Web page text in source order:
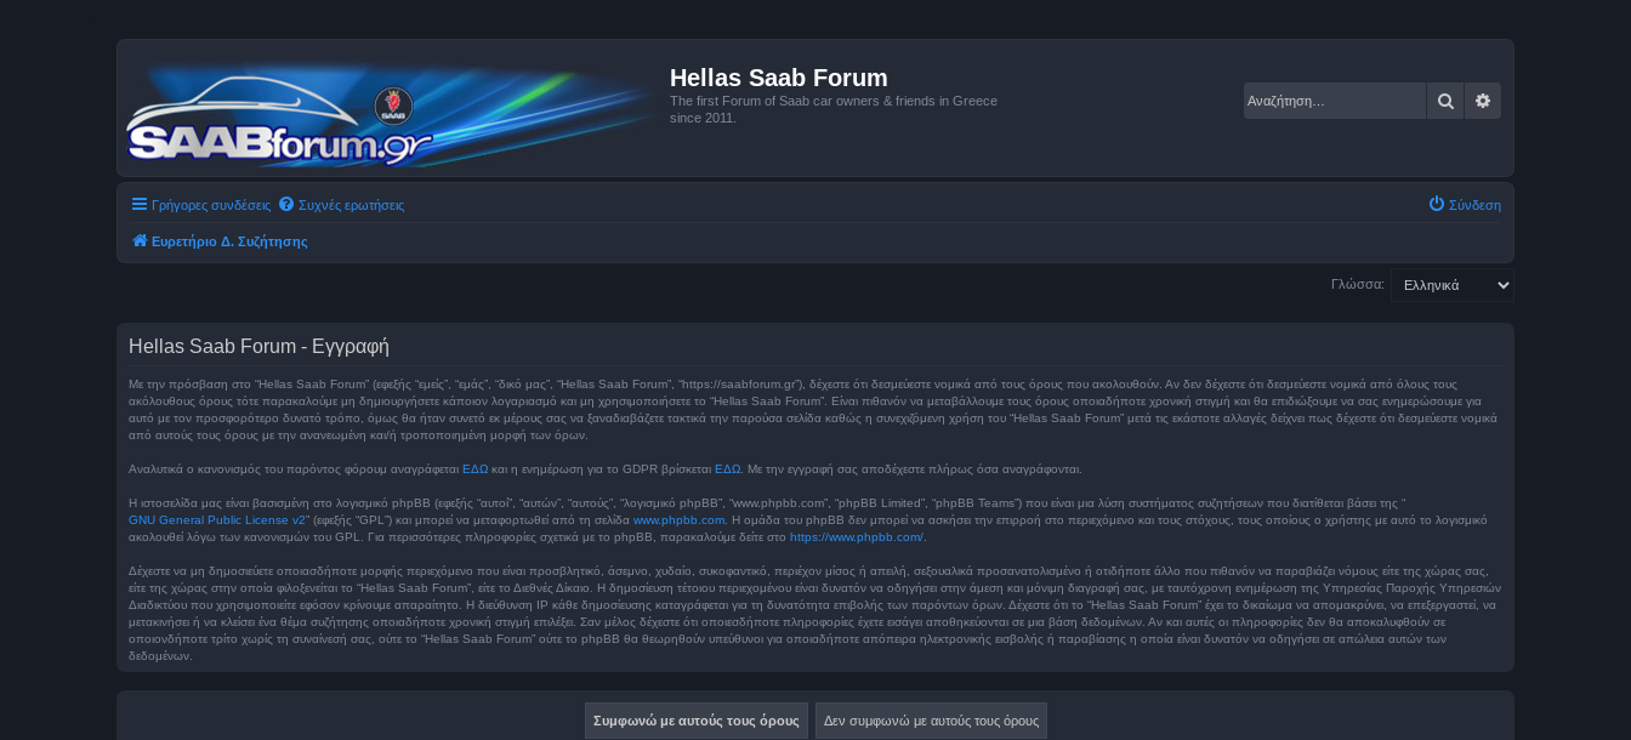
Hellas Saab Forum
The first Forum of Saab car owners & friends in Greece
since 2011.
Αναζήτηση
Γρήγορες συνδέσεις Συχνές ερωτήσεις Σύνδεση
Ευρετήριο Δ. Συζήτησης
Γλώσσα:
Hellas Saab Forum - Εγγραφή
Με την πρόσβαση στο “Hellas Saab Forum” (εφεξής “εμείς”, “εμάς”, “δικό μας”, “Hellas Saab Forum”, “https://saabforum.gr”), δέχεστε ότι δεσμεύεστε νομικά από τους όρους που ακολουθούν. Αν δεν δέχεστε ότι δεσμεύεστε νομικά από όλους τους
ακόλουθους όρους τότε παρακαλούμε μη δημιουργήσετε κάποιον λογαριασμό και μη χρησιμοποιήσετε το “Hellas Saab Forum”. Είναι πιθανόν να μεταβάλλουμε τους όρους οποιαδήποτε χρονική στιγμή και θα επιδιώξουμε να σας ενημερώσουμε για
αυτό με τον προσφορότερο δυνατό τρόπο, όμως θα ήταν συνετό εκ μέρους σας να ξαναδιαβάζετε τακτικά την παρούσα σελίδα καθώς η συνεχιζόμενη χρήση του “Hellas Saab Forum” μετά τις εκάστοτε αλλαγές δείχνει πως δέχεστε ότι δεσμεύεστε νομικά
από αυτούς τους όρους με την ανανεωμένη και/ή τροποποιημένη μορφή των όρων.
Αναλυτικά ο κανονισμός του παρόντος φόρουμ αναγράφεται ΕΔΩ και η ενημέρωση για το GDPR βρίσκεται ΕΔΩ . Με την εγγραφή σας αποδέχεστε πλήρως όσα αναγράφονται.
Η ιστοσελίδα μας είναι βασισμένη στο λογισμικό phpBB (εφεξής “αυτοί”, “αυτών”, “αυτούς”, “λογισμικό phpBB”, “www.phpbb.com”, “phpBB Limited”, “phpBB Teams”) που είναι μια λύση συστήματος συζητήσεων που διατίθεται βάσει της “
GNU General Public License v2” (εφεξής “GPL”) και μπορεί να μεταφορτωθεί από τη σελίδα www.phpbb.com . Η ομάδα του phpBB δεν μπορεί να ασκήσει την επιρροή στο περιεχόμενο και τους στόχους, τους οποίους ο χρήστης με αυτό το λογισμικό
ακολουθεί λόγω των κανονισμών του GPL. Για περισσότερες πληροφορίες σχετικά με το phpBB, παρακαλούμε δείτε στο https://www.phpbb.com/
Δέχεστε να μη δημοσιεύετε οποιασδήποτε μορφής περιεχόμενο που είναι προσβλητικό, άσεμνο, χυδαίο, συκοφαντικό, περιέχον μίσος ή απειλή, σεξουαλικά προσανατολισμένο ή οτιδήποτε άλλο που πιθανόν να παραβιάζει νόμους είτε της χώρας σας,
είτε της χώρας στην οποία φιλοξενείται το “Hellas Saab Forum”, είτε το Διεθνές Δίκαιο. Η δημοσίευση τέτοιου περιεχομένου είναι δυνατόν να οδηγήσει στην άμεση και μόνιμη διαγραφή σας, με ταυτόχρονη ενημέρωση της Υπηρεσίας Παροχής Υπηρεσιών
Διαδικτύου που χρησιμοποιείτε εφόσον κρίνουμε απαραίτητο. Η διεύθυνση IP κάθε δημοσίευσης καταγράφεται για τη δυνατότητα επιβολής των παρόντων όρων. Δέχεστε ότι το “Hellas Saab Forum” έχει το δικαίωμα να απομακρύνει, να επεξεργαστεί, να
μετακινήσει ή να κλείσει ένα θέμα συζήτησης οποιαδήποτε χρονική στιγμή επιλέξει. Σαν μέλος δέχεστε ότι οποιεσδήποτε πληροφορίες έχετε εισάγει αποθηκεύονται σε μια βάση δεδομένων. Αν και αυτές οι πληροφορίες δεν θα αποκαλυφθούν σε
οποιονδήποτε τρίτο χωρίς τη συναίνεσή σας, ούτε το “Hellas Saab Forum” ούτε το phpBB θα θεωρηθούν υπεύθυνοι για οποιαδήποτε απόπειρα ηλεκτρονικής εισβολής ή παραβίασης η οποία είναι δυνατόν να οδηγήσει σε απώλεια αυτών των
δεδομένων.